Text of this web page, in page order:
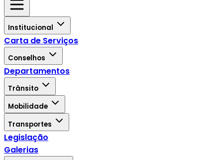
Institucional
Carta de Serviços
Conselhos
Departamentos
Trânsito
Mobilidade
Transportes
Legislação
Galerias